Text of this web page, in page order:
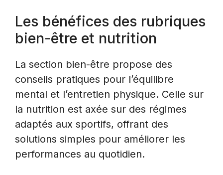
Les bénéfices des rubriques
bien-être et nutrition
La section bien-être propose des
conseils pratiques pour l’équilibre
mental et l’entretien physique. Celle sur
la nutrition est axée sur des régimes
adaptés aux sportifs, offrant des
solutions simples pour améliorer les
performances au quotidien.